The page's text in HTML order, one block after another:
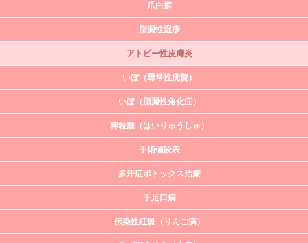
爪白癬
脂漏性湿疹
アトピー性皮膚炎
いぼ（尋常性疣贅）
いぼ（脂漏性角化症）
稗粒腫（はいりゅうしゅ）
手術値段表
多汗症ボトックス治療
手足口病
伝染性紅斑（りんご病）